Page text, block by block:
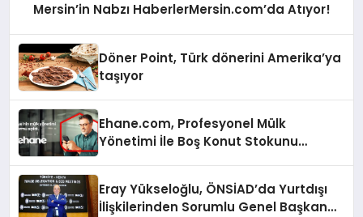
Mersin’in Nabzı HaberlerMersin.com’da Atıyor!
Döner Point, Türk dönerini Amerika’ya
taşıyor
Ehane.com, Profesyonel Mülk
Yönetimi İle Boş Konut Stokunu
Eray Yükseloğlu, ÖNSİAD’da Yurtdışı
İlişkilerinden Sorumlu Genel Başkan